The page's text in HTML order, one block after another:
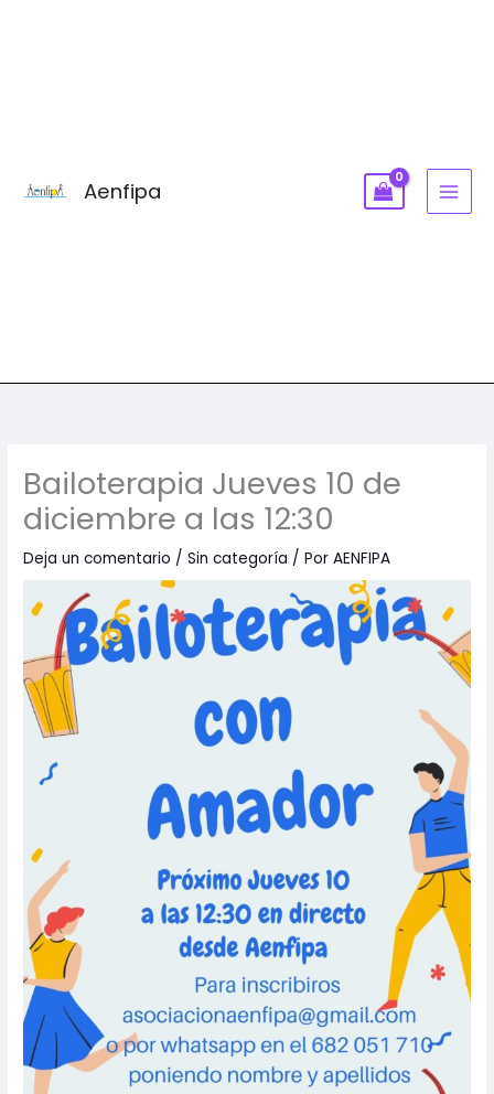
Aenfipa
Bailoterapia Jueves 10 de
diciembre a las 12:30
Deja un comentario /Sin categoría / PorAENFIPA